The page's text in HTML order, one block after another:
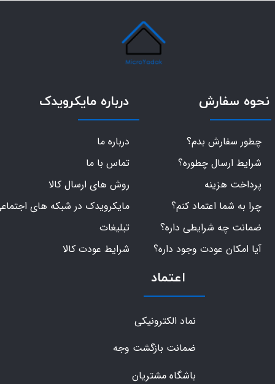
نحوه سفارش
چطور سفارش بدم؟
شرایط ارسال چطوره؟
پرداخت هزینه
چرا به شما اعتماد کنم؟
ضمانت چه شرایطی داره؟
آیا امکان عودت وجود داره؟
اعتماد
نماد الکترونیکی
ضمانت بازگشت وجه
باشگاه مشتریان
درباره مایکرویدک
درباره ما
تماس با ما
روش های ارسال کالا
مایکرویدک در شبکه های
تبلیغات
شرایط عودت کالا